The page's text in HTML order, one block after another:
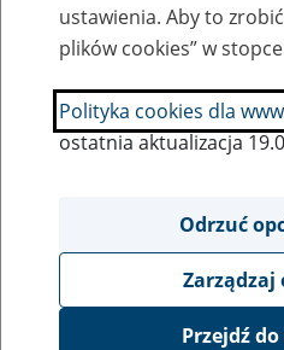
SZUKAJ
Ukryj wszystkie pozycje
ustawienia. Aby to
plików cookies” w
Polityka cookies dla
ostatnia aktualizacja
Odrzuć
Zarządzaj
Przejdź